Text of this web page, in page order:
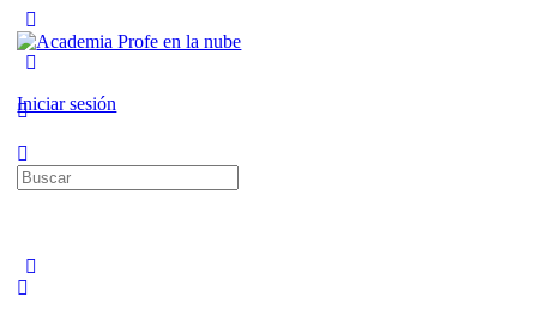
Side
Iniciar sesión
Buscar: